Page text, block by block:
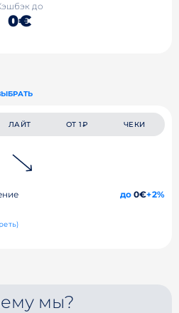
до
0€
ЛАЙТ ОТ 1₽ ЧЕКИ
до0€+2%
мы?